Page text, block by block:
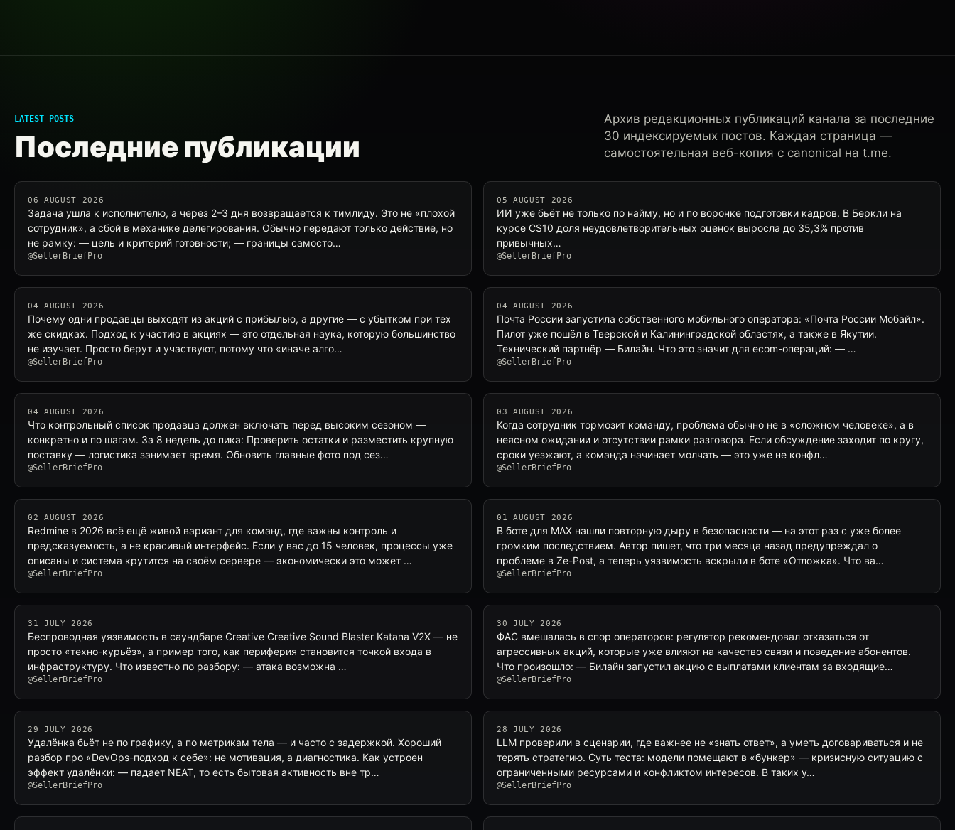
LATEST POSTS
Последние публикации
Архив редакционных публикаций канала за последние
30 индексируемых постов. Каждая страница —
самостоятельная веб-копия с canonical на t.me.
06 AUGUST 2026
Задача ушла к исполнителю, а через 2–3 дня возвращается к тимлиду. Это не «плохой
сотрудник», а сбой в механике делегирования. Обычно передают только действие, но
не рамку: — цель и критерий готовности; — границы самосто…
@SellerBriefPro
05 AUGUST 2026
ИИ уже бьёт не только по найму, но и по воронке подготовки кадров. В Беркли на
курсе CS10 доля неудовлетворительных оценок выросла до 35,3% против
привычных…
@SellerBriefPro
04 AUGUST 2026
Почему одни продавцы выходят из акций с прибылью, а другие — с убытком при тех
же скидках. Подход к участию в акциях — это отдельная наука, которую большинство
не изучает. Просто берут и участвуют, потому что «иначе алго…
@SellerBriefPro
04 AUGUST 2026
Почта России запустила собственного мобильного оператора: «Почта России Мобайл».
Пилот уже пошёл в Тверской и Калининградской областях, а также в Якутии.
Технический партнёр — Билайн. Что это значит для ecom-операций: — …
@SellerBriefPro
04 AUGUST 2026
Что контрольный список продавца должен включать перед высоким сезоном —
конкретно и по шагам. За 8 недель до пика: Проверить остатки и разместить крупную
поставку — логистика занимает время. Обновить главные фото под сез…
@SellerBriefPro
03 AUGUST 2026
Когда сотрудник тормозит команду, проблема обычно не в «сложном человеке», а в
неясном ожидании и отсутствии рамки разговора. Если обсуждение заходит по кругу,
сроки уезжают, а команда начинает молчать — это уже не конфл…
@SellerBriefPro
02 AUGUST 2026
Redmine в 2026 всё ещё живой вариант для команд, где важны контроль и
предсказуемость, а не красивый интерфейс. Если у вас до 15 человек, процессы уже
описаны и система крутится на своём сервере — экономически это может …
@SellerBriefPro
01 AUGUST 2026
В боте для MAX нашли повторную дыру в безопасности — на этот раз с уже более
громким последствием. Автор пишет, что три месяца назад предупреждал о
проблеме в Ze-Post, а теперь уязвимость вскрыли в боте «Отложка». Что ва…
@SellerBriefPro
31 JULY 2026
Беспроводная уязвимость в саундбаре Creative Creative Sound Blaster Katana V2X — не
просто «техно-курьёз», а пример того, как периферия становится точкой входа в
инфраструктуру. Что известно по разбору: — атака возможна …
@SellerBriefPro
30 JULY 2026
ФАС вмешалась в спор операторов: регулятор рекомендовал отказаться от
агрессивных акций, которые уже влияют на качество связи и поведение абонентов.
Что произошло: — Билайн запустил акцию с выплатами клиентам за входящие…
@SellerBriefPro
29 JULY 2026
Удалёнка бьёт не по графику, а по метрикам тела — и часто с задержкой. Хороший
разбор про «DevOps-подход к себе»: не мотивация, а диагностика. Как устроен
эффект удалёнки: — падает NEAT, то есть бытовая активность вне тр…
@SellerBriefPro
28 JULY 2026
LLM проверили в сценарии, где важнее не «знать ответ», а уметь договариваться и не
терять стратегию. Суть теста: модели помещают в «бункер» — кризисную ситуацию с
ограниченными ресурсами и конфликтом интересов. В таких у…
@SellerBriefPro